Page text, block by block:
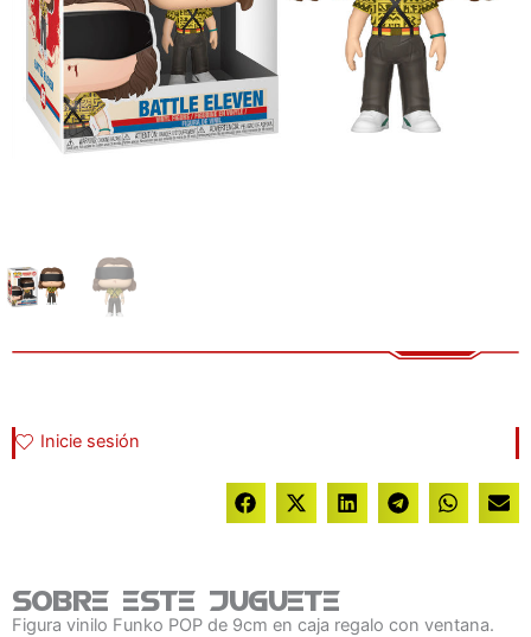
Inicie sesión
Sobre este juguete
Figura vinilo Funko POP de 9cm en caja regalo con ventana.